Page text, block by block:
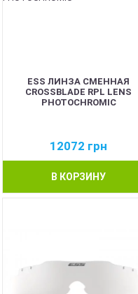
ESS ЛИНЗА СМЕННАЯ
CROSSBLADE RPL LENS
PHOTOCHROMIC
12072 грн
В КОРЗИНУ